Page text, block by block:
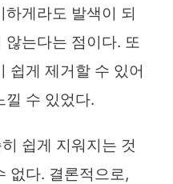
게라도 발색이 되
는다는 점이다. 또
쉽게 제거할 수 있어
낄 수 있었다.
쉽게 지워지는 것
없다. 결론적으로,